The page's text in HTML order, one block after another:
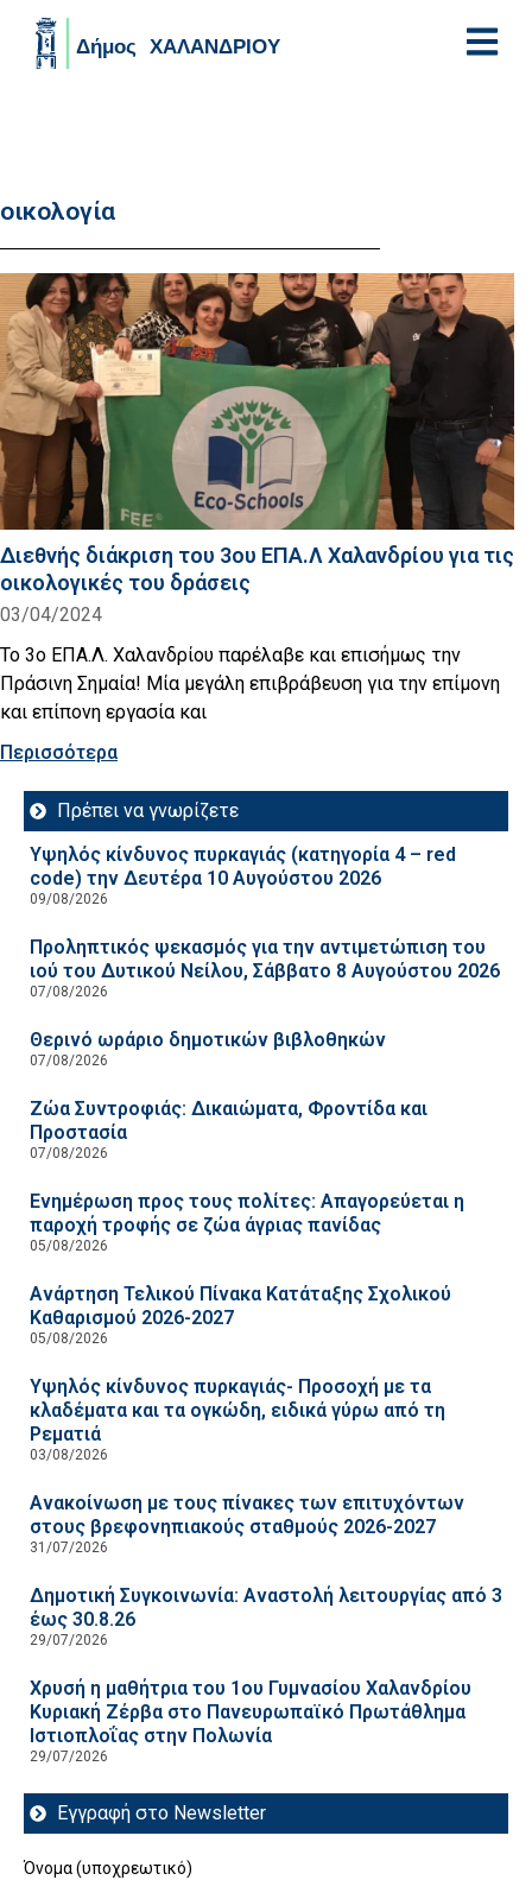
οικολογία
Διεθνής διάκριση του 3ου ΕΠΑ.Λ Χαλανδρίου για τις
οικολογικές του δράσεις
03/04/2024
Το 3ο ΕΠΑ.Λ. Χαλανδρίου παρέλαβε και επισήμως την
Πράσινη Σημαία! Μία μεγάλη επιβράβευση για την επίμονη
και επίπονη εργασία και
Περισσότερα
Πρέπει να γνωρίζετε
Υψηλός κίνδυνος πυρκαγιάς (κατηγορία 4 – red
code) την Δευτέρα 10 Αυγούστου 2026
09/08/2026
Προληπτικός ψεκασμός για την αντιμετώπιση του
ιού του Δυτικού Νείλου, Σάββατο 8 Αυγούστου 2026
07/08/2026
Θερινό ωράριο δημοτικών βιβλοθηκών
07/08/2026
Ζώα Συντροφιάς: Δικαιώματα, Φροντίδα και
Προστασία
07/08/2026
Ενημέρωση προς τους πολίτες: Απαγορεύεται η
παροχή τροφής σε ζώα άγριας πανίδας
05/08/2026
Ανάρτηση Τελικού Πίνακα Κατάταξης Σχολικού
Καθαρισμού 2026-2027
05/08/2026
Υψηλός κίνδυνος πυρκαγιάς- Προσοχή με τα
κλαδέματα και τα ογκώδη, ειδικά γύρω από τη
Ρεματιά
03/08/2026
Ανακοίνωση με τους πίνακες των επιτυχόντων
στους βρεφονηπιακούς σταθμούς 2026-2027
31/07/2026
Δημοτική Συγκοινωνία: Αναστολή λειτουργίας από 3
έως 30.8.26
29/07/2026
Χρυσή η μαθήτρια του 1ου Γυμνασίου Χαλανδρίου
Κυριακή Ζέρβα στο Πανευρωπαϊκό Πρωτάθλημα
Ιστιοπλοΐας στην Πολωνία
29/07/2026
Εγγραφή στο Newsletter
Όνομα (υποχρεωτικό)